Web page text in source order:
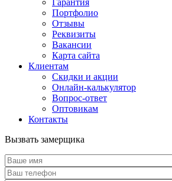
Гарантия
Портфолио
Отзывы
Реквизиты
Вакансии
Карта сайта
Клиентам
Скидки и акции
Онлайн-калькулятор
Вопрос-ответ
Оптовикам
Контакты
Вызвать замерщика